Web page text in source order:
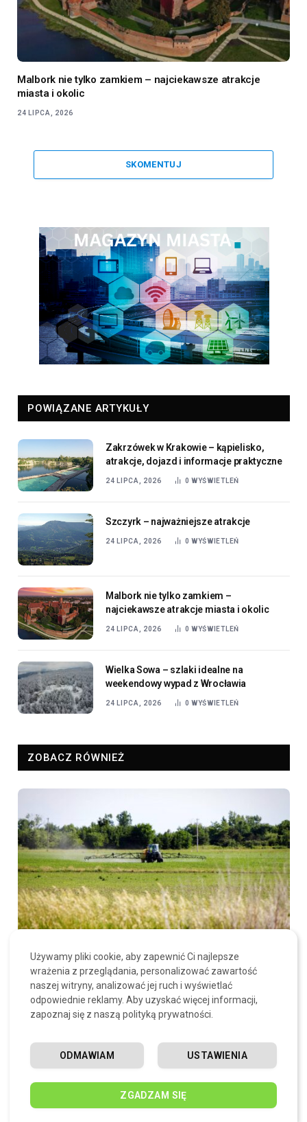
Malbork nie tylko zamkiem – najciekawsze atrakcje
miasta i okolic
24 LIPCA, 2026
SKOMENTUJ
POWIĄZANE ARTYKUŁY
Zakrzówek w Krakowie – kąpielisko,
atrakcje, dojazd i informacje praktyczne
24 LIPCA, 2026 0 WYŚWIETLEŃ
Szczyrk – najważniejsze atrakcje
24 LIPCA, 2026 0 WYŚWIETLEŃ
Malbork nie tylko zamkiem –
najciekawsze atrakcje miasta i okolic
24 LIPCA, 2026 0 WYŚWIETLEŃ
Wielka Sowa – szlaki idealne na
weekendowy wypad z Wrocławia
24 LIPCA, 2026 0 WYŚWIETLEŃ
ZOBACZ RÓWNIEŻ
Jak i kiedy opryskiwać, aby nie szkodzić pszczołom?
PUBLIKACJA: MAGAZYNMIASTA.PL 4 SIERPNIA, 2026
Pszczoły i inne zapylacze są niezbędne dla plonów, a zarazem
bardzo wrażliwe na środki ochrony…
Jak wybrać piłę ukośną i do czego ją
wykorzystać
Używamy pliki cookie, aby zapewnić Ci najlepsze
wrażenia z przeglądania, personalizować zawartość
naszej witryny, analizować jej ruch i wyświetlać
odpowiednie reklamy. Aby uzyskać więcej informacji,
zapoznaj się z naszą polityką prywatności.
ZGADZAM SIĘ
USTAWIENIA
ODMAWIAM